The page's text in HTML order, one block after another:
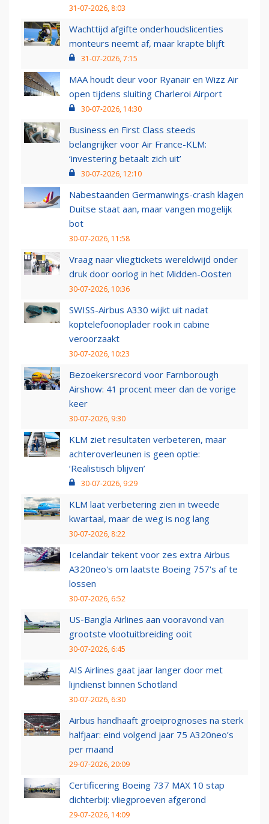
31-07-2026, 8:03
Wachttijd afgifte onderhoudslicenties
monteurs neemt af, maar krapte blijft
31-07-2026, 7:15
MAA houdt deur voor Ryanair en Wizz Air
open tijdens sluiting Charleroi Airport
30-07-2026, 14:30
Business en First Class steeds
belangrijker voor Air France-KLM:
‘investering betaalt zich uit’
30-07-2026, 12:10
Nabestaanden Germanwings-crash klagen
Duitse staat aan, maar vangen mogelijk
bot
30-07-2026, 11:58
Vraag naar vliegtickets wereldwijd onder
druk door oorlog in het Midden-Oosten
30-07-2026, 10:36
SWISS-Airbus A330 wijkt uit nadat
koptelefoonoplader rook in cabine
veroorzaakt
30-07-2026, 10:23
Bezoekersrecord voor Farnborough
Airshow: 41 procent meer dan de vorige
keer
30-07-2026, 9:30
KLM ziet resultaten verbeteren, maar
achteroverleunen is geen optie:
‘Realistisch blijven’
30-07-2026, 9:29
KLM laat verbetering zien in tweede
kwartaal, maar de weg is nog lang
30-07-2026, 8:22
Icelandair tekent voor zes extra Airbus
A320neo's om laatste Boeing 757's af te
lossen
30-07-2026, 6:52
US-Bangla Airlines aan vooravond van
grootste vlootuitbreiding ooit
30-07-2026, 6:45
AIS Airlines gaat jaar langer door met
lijndienst binnen Schotland
30-07-2026, 6:30
Airbus handhaaft groeiprognoses na sterk
halfjaar: eind volgend jaar 75 A320neo’s
per maand
29-07-2026, 20:09
Certificering Boeing 737 MAX 10 stap
dichterbij: vliegproeven afgerond
29-07-2026, 14:09